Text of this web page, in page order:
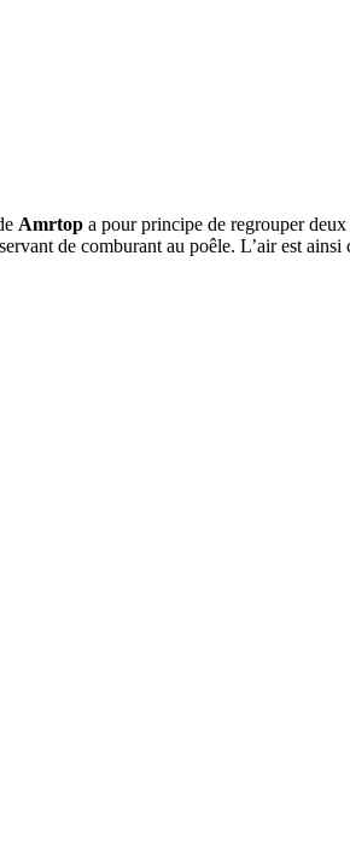
Amrtop a pour principe de regrouper
de comburant au poêle. L’air est
de AMR